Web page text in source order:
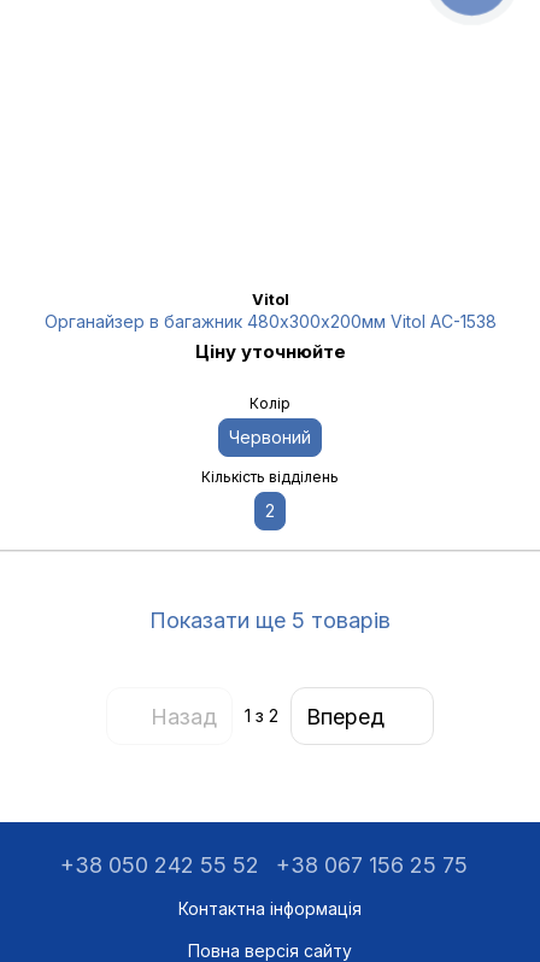
Vitol
Органайзер в багажник 480х300х200мм Vitol AC-1538
Ціну уточнюйте
Колір
Червоний
Кількість відділень
2
Показати ще 5 товарів
Назад 1 з 2 Вперед
+38 050 242 55 52 +38 067 156 25 75
Контактна інформація
Повна версія сайту